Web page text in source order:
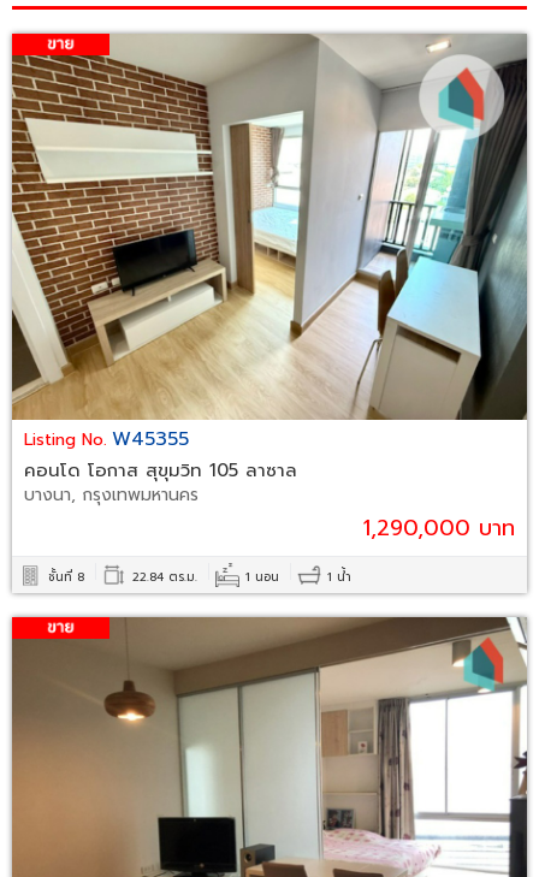
Listing No. W45355
คอนโด โอกาส สุขุมวิท 105 ลาซาล
บางนา, กรุงเทพมหานคร
1,290,000 บาท
ชั้นที่ 8 22.84 ตร.ม. 1 นอน 1 น้ำ